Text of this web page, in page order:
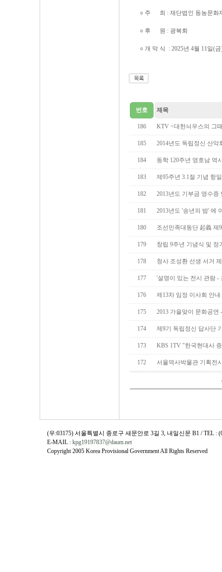
○ 주 최 : 재단법인 동농문화
○ 후 원 : 광복회
○ 개 막 식 : 2025년 4월 11일(
번호 제목
186 KTV <대한늬우스의 그
185 2014년도 독립정신 산
184 동학 120주년 영호남 역
183 제95주년 3.1절 기념 항
182 2013년도 기부금 영수증
181 2013년도 '송년의 밤' 에
180 조선민족대동단 起義
179 창립 9주년 기념식 및 정
178 청사 조성환 선생 서거
177 '설명이 있는 전시 관람
176 제13차 임정 이사회 안내
175 2013 가을맞이 문화공
174 제9기 독립정신 답사단
173 KBS 1TV "한국현대사
172 서울역사박물관 기획전
(우:03175) 서울특별시 종로구 새문안로 3길 3, 내일신문 B1 / TEL :
E-MAIL : kpg19197837@daum.net
Copyright 2005 Korea Provisional Government All Rights Reserved